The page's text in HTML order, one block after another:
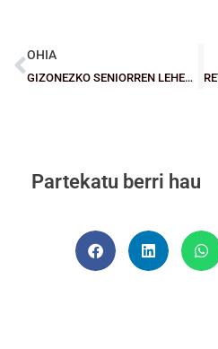
OHIA
GIZONEZKO SENIORREN LEHEN MAILAKO AZKEN FASEA: La Sallek nagusitasunez irabazi du eta Nazional mailara itzuli da
Partekatu berri hau